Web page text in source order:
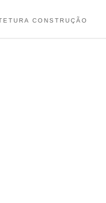
CONSTRUÇÃO